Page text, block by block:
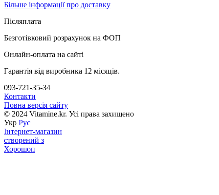
Більше інформації про доставку
Післяплата
Безготівковий розрахунок на ФОП
Онлайн-оплата на сайті
Гарантія від виробника 12 місяців.
093-721-35-34
Контакти
Повна версія сайту
© 2024 Vitamine.kr. Усі права захищено
Укр Рус
Інтернет-магазин
створений з
Хорошоп